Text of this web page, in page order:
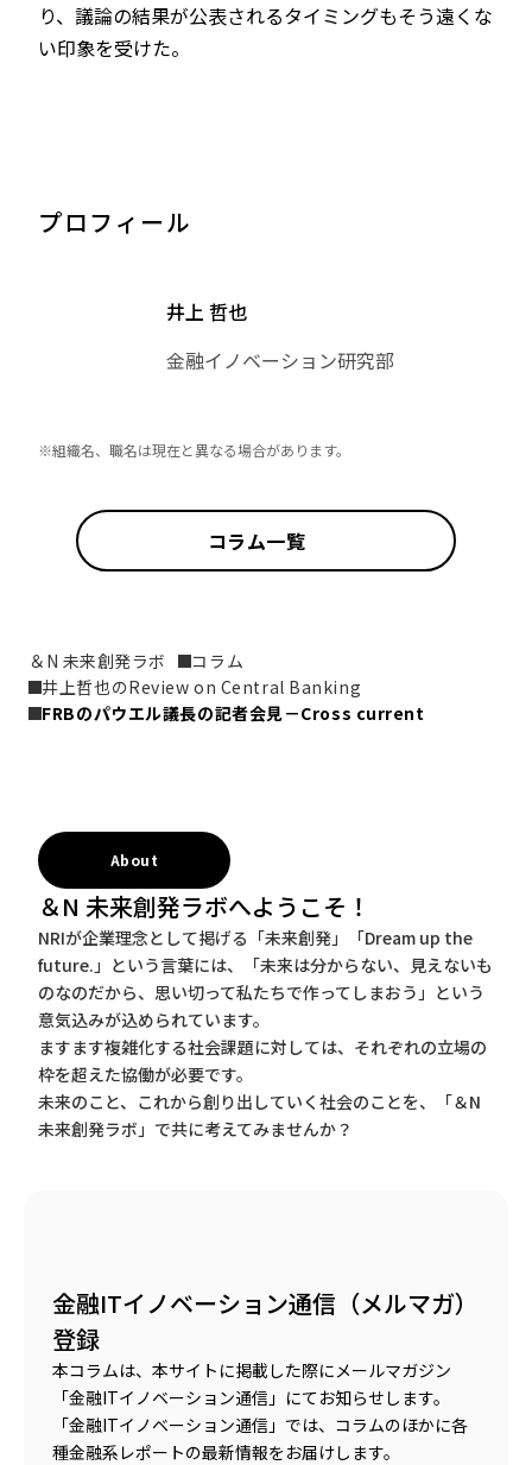
り、議論の結果が公表されるタイミングもそう遠くな
い印象を受けた。
プロフィール
井上 哲也
金融イノベーション研究部
※組織名、職名は現在と異なる場合があります。
コラム一覧
＆N 未来創発ラボ
コラム
井上哲也のReview on Central Banking
FRBのパウエル議長の記者会見－Cross current
About
＆N 未来創発ラボへようこそ！
NRIが企業理念として掲げる「未来創発」「Dream up the
future.」という言葉には、「未来は分からない、見えないも
のなのだから、思い切って私たちで作ってしまおう」という
意気込みが込められています。
ますます複雑化する社会課題に対しては、それぞれの立場の
枠を超えた協働が必要です。
未来のこと、これから創り出していく社会のことを、「＆N
未来創発ラボ」で共に考えてみませんか？
金融ITイノベーション通信（メルマガ）
登録
本コラムは、本サイトに掲載した際にメールマガジン
「金融ITイノベーション通信」にてお知らせします。
「金融ITイノベーション通信」では、コラムのほかに各
種金融系レポートの最新情報をお届けします。